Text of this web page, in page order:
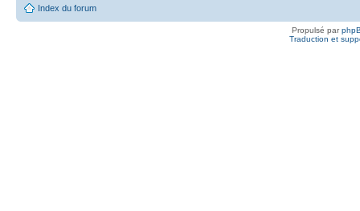
Index du forum
Propulsé par
Traduction et